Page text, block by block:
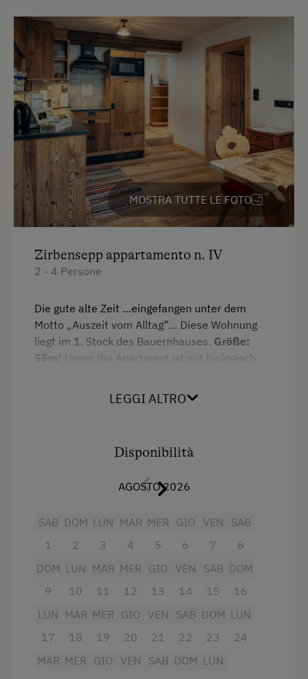
Letto per bambini
Forno a microonde
Occorrente per pulizie domestiche
Cassaforte
Telefono
WC
Bollitore elettrico
Connessione veloce ad internet
Cuscino anallergico
Elettrodomestici e utensili da cucina
WiFi
Dependance
Letto matrimoniale (kingsize)
MOSTRA TUTTE LE FOTO
Zirbensepp appartamento n. IV
2 - 4 Persone
Die gute alte Zeit …eingefangen unter dem
Motto „Auszeit vom Alltag“… Diese Wohnung
liegt im 1. Stock des Bauernhauses. Größe:
55m² Unser Bio Apartment ist mit biologisch
erholsamen Schlaf und wurde seit jeher als
vertäfelten Doppelzimmer, Küche im
WC. Das Apartment ist ideal für 4-5 Personen.
Achtung: Schlafraumhöhe max. 1.90cm
Fornello elettrico a quattro piastre
Radio
Vista sulla montagna
Doccia
LEGGI ALTRO
Disponibilità
AGOSTO 2026
SAB
1
DOM
2
LUN
3
MAR
4
MER
5
GIO
6
VEN
7
SAB
8
DOM
9
LUN
10
MAR
11
MER
12
GIO
13
VEN
14
SAB
15
DOM
16
LUN
17
MAR
18
MER
19
GIO
20
VEN
21
SAB
22
DOM
23
LUN
24
MAR MER GIO
VEN
SAB DOM LUN